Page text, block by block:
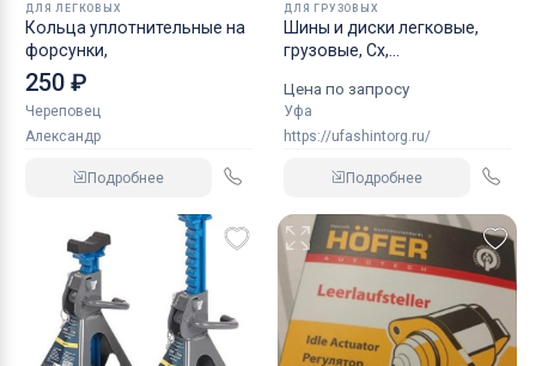
ДЛЯ ЛЕГКОВЫХ
Кольца уплотнительные на
форсунки,
250 ₽
Череповец
Александр
Подробнее
ДЛЯ ГРУЗОВЫХ
Шины и диски легковые,
грузовые, Сх,
Цена по запросу
Уфа
https://ufashintorg.ru/
Подробнее